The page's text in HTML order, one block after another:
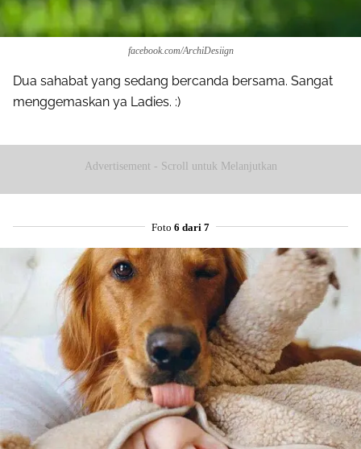
facebook.com/ArchiDesiign
Dua sahabat yang sedang bercanda bersama. Sangat
menggemaskan ya Ladies. :)
Advertisement - Scroll untuk Melanjutkan
Foto 6 dari 7